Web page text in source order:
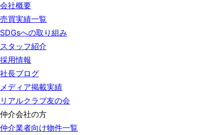
会社概要
売買実績一覧
SDGsへの取り組み
スタッフ紹介
採用情報
社長ブログ
メディア掲載実績
リアルクラブ友の会
仲介会社の方
仲介業者向け物件一覧